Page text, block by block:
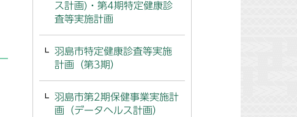
ス計画)・第4期特定健康診
査等実施計画
羽島市特定健康診査等実施
計画（第3期）
羽島市第2期保健事業実施計
画（データヘルス計画）